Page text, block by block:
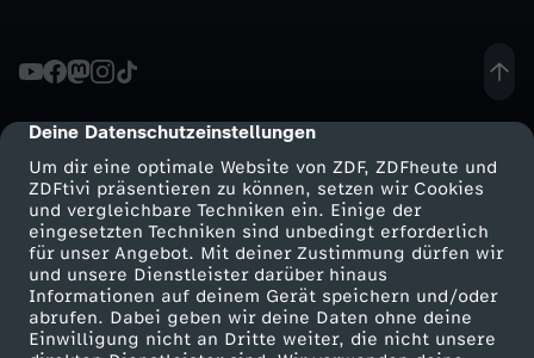
cmp-dialog-description
Deine Datenschutzeinstellungen
Um dir eine optimale Website von ZDF, ZDFheute und
ZDFtivi präsentieren zu können, setzen wir Cookies
und vergleichbare Techniken ein. Einige der
eingesetzten Techniken sind unbedingt erforderlich
für unser Angebot. Mit deiner Zustimmung dürfen wir
und unsere Dienstleister darüber hinaus
Informationen auf deinem Gerät speichern und/oder
abrufen. Dabei geben wir deine Daten ohne deine
Einwilligung nicht an Dritte weiter, die nicht unsere
u
n
s
y
s
Mehr ZDF
ZDF-Apps
Smart TV
Service
ZDFmitreden
Kontakt zum ZDF